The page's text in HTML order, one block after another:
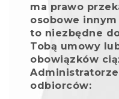
ma prawo
osobowe
to niezbędne
Tobą umowy
obowiązków
odbiorców: